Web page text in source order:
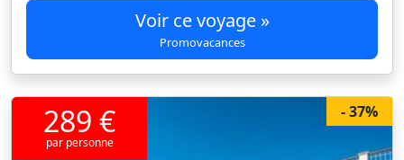
Voir ce voyage »
Promovacances
- 37%
289 €
par personne